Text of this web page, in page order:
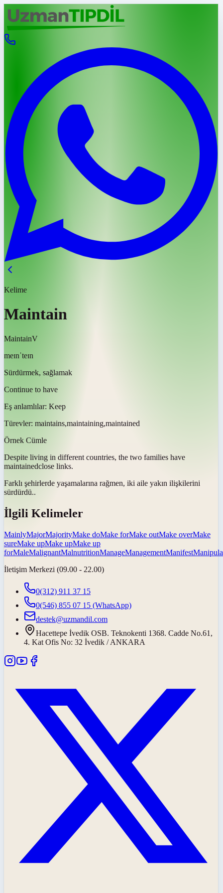
Kelime
Maintain
MaintainV
meɪnˈteɪn
Sürdürmek, sağlamak
Continue to have
Eş anlamlılar: Keep
Türevler: maintains,maintaining,maintained
Örnek Cümle
Despite living in different countries, the two families have
maintainedclose links.
Farklı şehirlerde yaşamalarına rağmen, iki aile yakın ilişkilerini
sürdürdü..
İlgili Kelimeler
MainlyMajorMajorityMake doMake forMake outMake overMake
sureMake upMake upMake up
forMaleMalignantMalnutritionManageManagementManifest
İletişim Merkezi (09.00 - 22.00)
0(312) 911 37 15
0(546) 855 07 15 (WhatsApp)
destek@uzmandil.com
Hacettepe İvedik OSB. Teknokenti 1368. Cadde No.61,
4. Kat Ofis No: 32 İvedik / ANKARA